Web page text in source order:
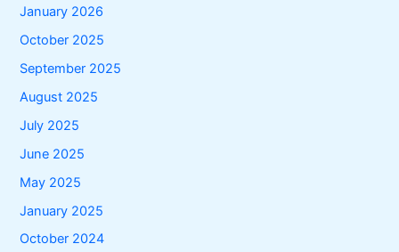
January 2026
October 2025
September 2025
August 2025
July 2025
June 2025
May 2025
January 2025
October 2024